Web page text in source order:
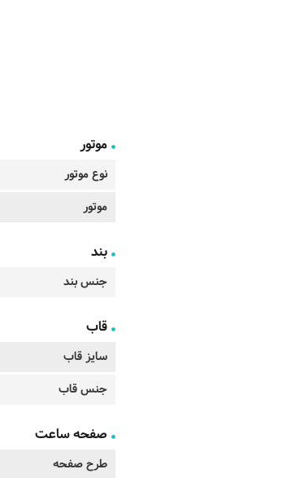
موتور
نوع موتور
موتور
بند
جنس بند
قاب
سایز قاب
جنس قاب
صفحه ساعت
طرح صفحه